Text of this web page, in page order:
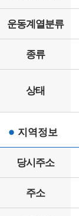
운동계열분류
종류
상태
지역정보
당시주소
주소